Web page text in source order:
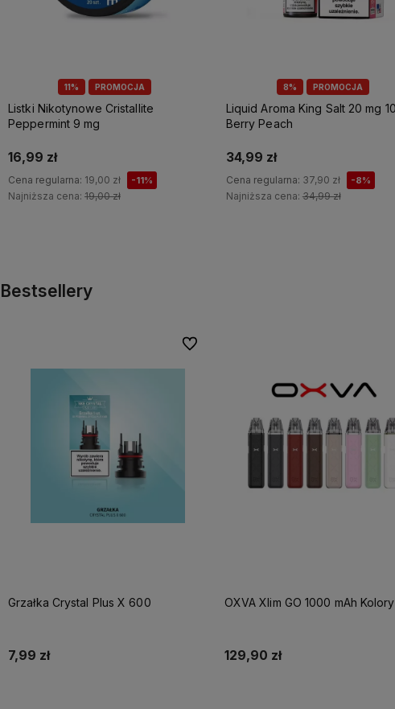
11% PROMOCJA
Listki Nikotynowe Cristallite
Peppermint 9 mg
16,99 zł
Cena regularna: 19,00 zł -11%
Najniższa cena: 19,00 zł
8% PROMOCJA
Liquid Aroma King Salt 20 mg
Berry Peach
34,99 zł
Cena regularna: 37,90 zł -8%
Najniższa cena: 34,99 zł
Bestsellery
Grzałka Crystal Plus X 600
7,99 zł
Do ulubionych
OXVA Xlim GO 1000 mAh Kolory
129,90 zł